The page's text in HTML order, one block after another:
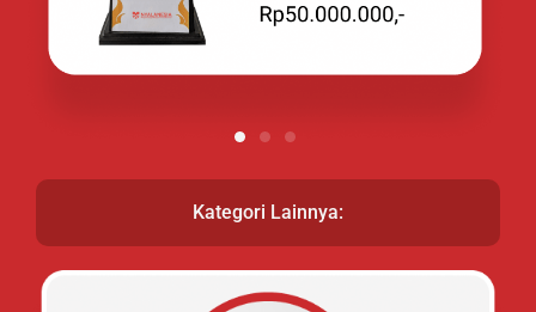
Kategori Lainnya: